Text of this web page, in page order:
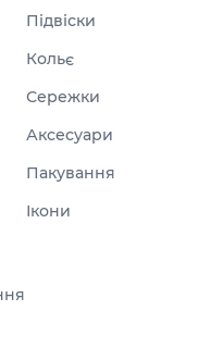
Підвіски
Кольє
Сережки
Аксесуари
Пакування
Ікони